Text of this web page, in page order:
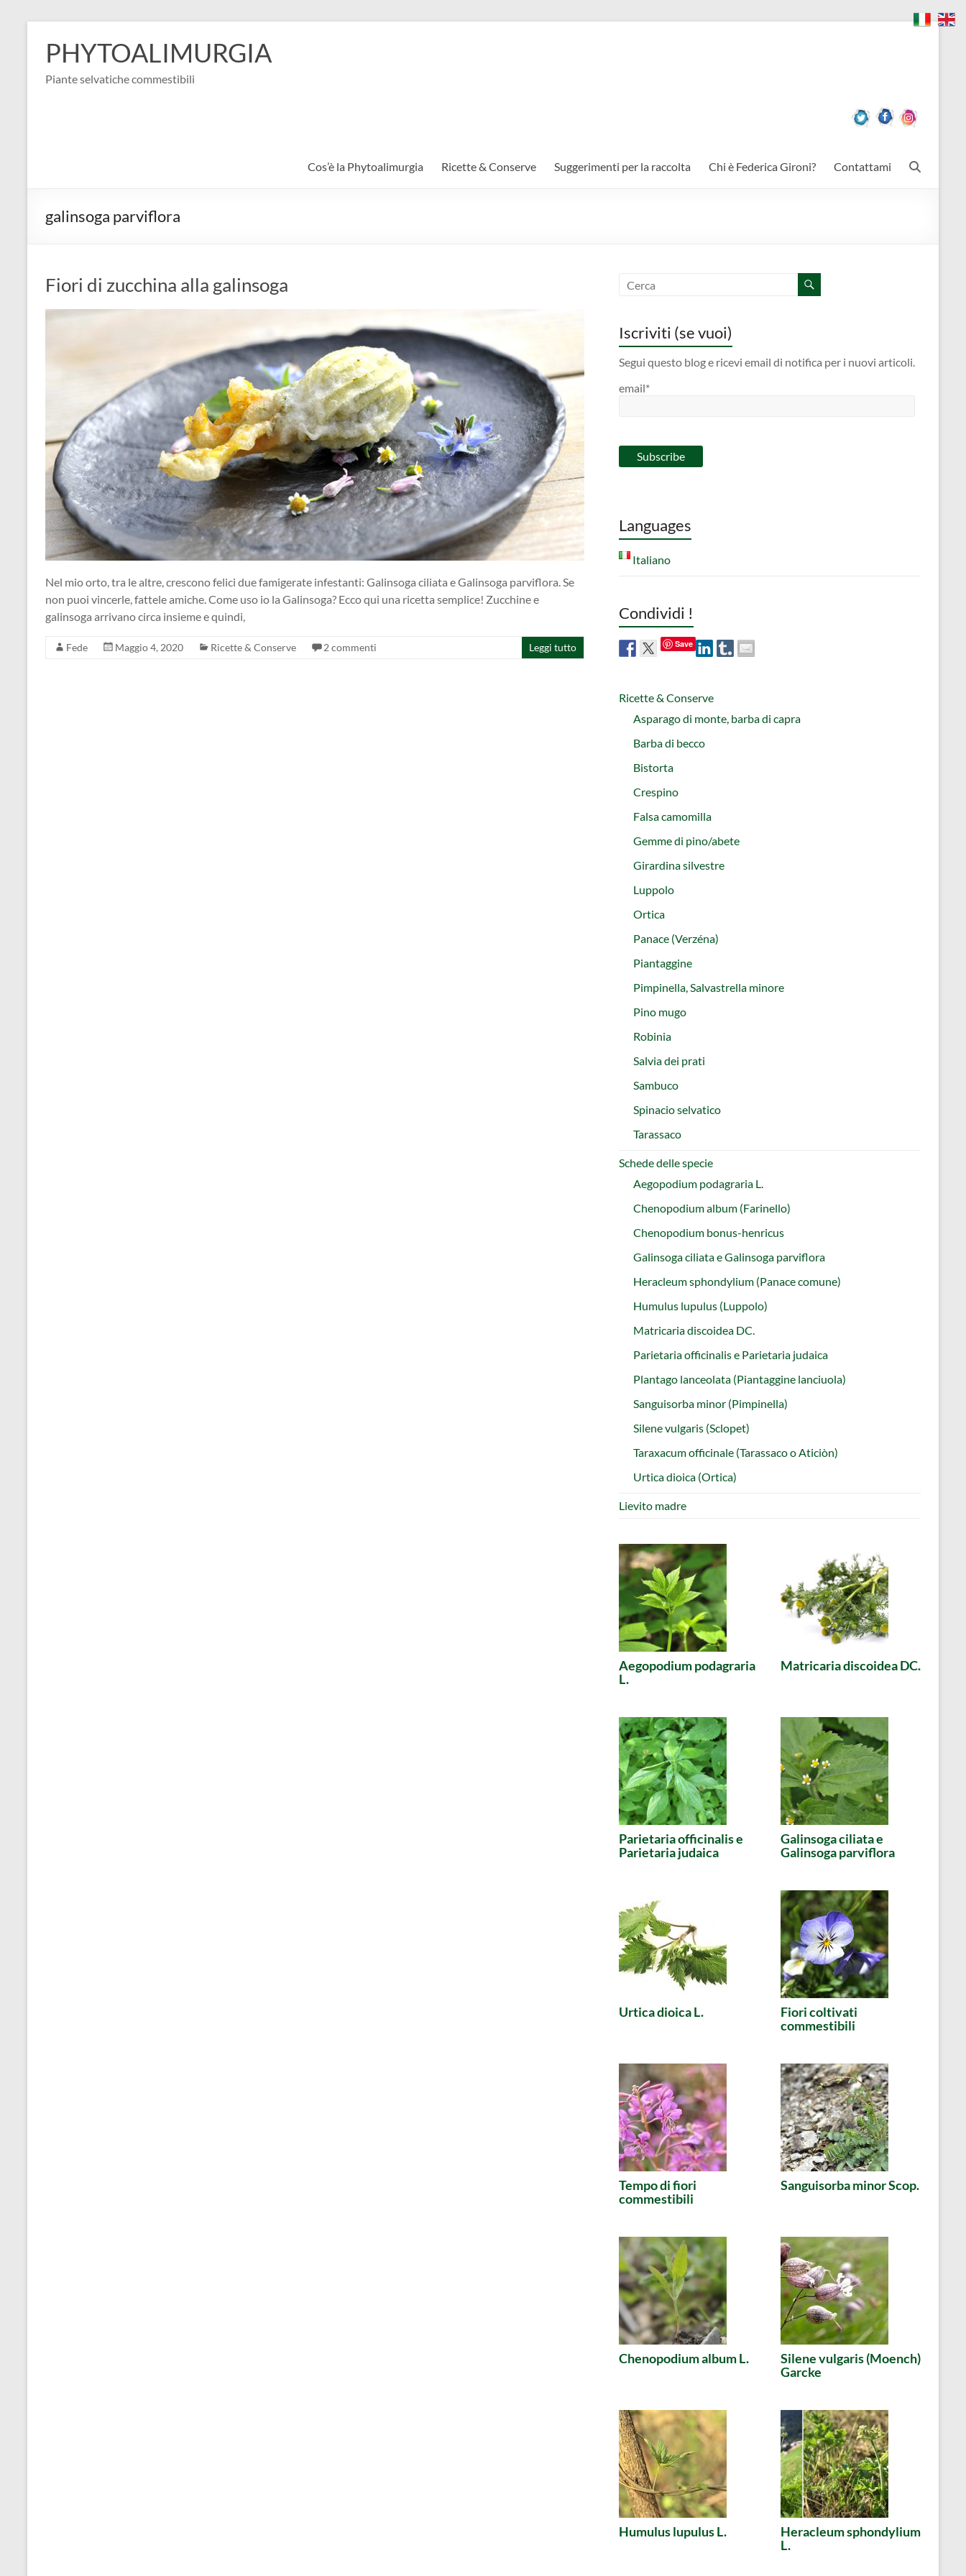
contenuto
PHYTOALIMURGIA
Piante selvatiche commestibili
Cos’è la Phytoalimurgia Ricette & Conserve Suggerimenti per la raccolta Chi è Federica Gironi? Contattami
galinsoga parviflora
Fiori di zucchina alla galinsoga
Nel mio orto, tra le altre, crescono felici due famigerate infestanti: Galinsoga ciliata e Galinsoga parviflora. Se
non puoi vincerle, fattele amiche. Come uso io la Galinsoga? Ecco qui una ricetta semplice! Zucchine e
galinsoga arrivano circa insieme e quindi,
Fede Maggio 4, 2020 Ricette & Conserve 2 commenti Leggi tutto
Iscriviti (se vuoi)
Segui questo blog e ricevi email di notifica per i nuovi articoli.
email*
Languages
Italiano
Condividi !
Save
Ricette & Conserve
Asparago di monte, barba di capra
Barba di becco
Bistorta
Crespino
Falsa camomilla
Gemme di pino/abete
Girardina silvestre
Luppolo
Ortica
Panace (Verzéna)
Piantaggine
Pimpinella, Salvastrella minore
Pino mugo
Robinia
Salvia dei prati
Sambuco
Spinacio selvatico
Tarassaco
Schede delle specie
Aegopodium podagraria L.
Chenopodium album (Farinello)
Chenopodium bonus-henricus
Galinsoga ciliata e Galinsoga parviflora
Heracleum sphondylium (Panace comune)
Humulus lupulus (Luppolo)
Matricaria discoidea DC.
Parietaria officinalis e Parietaria judaica
Plantago lanceolata (Piantaggine lanciuola)
Sanguisorba minor (Pimpinella)
Silene vulgaris (Sclopet)
Taraxacum officinale (Tarassaco o Aticiòn)
Urtica dioica (Ortica)
Lievito madre
Aegopodium podagraria
L.
Matricaria discoidea DC.
Parietaria officinalis e
Parietaria judaica
Galinsoga ciliata e
Galinsoga parviflora
Urtica dioica L.
Fiori coltivati
commestibili
Tempo di fiori
commestibili
Sanguisorba minor Scop.
Chenopodium album L.
Silene vulgaris (Moench)
Garcke
Humulus lupulus L.
Heracleum sphondylium
L.